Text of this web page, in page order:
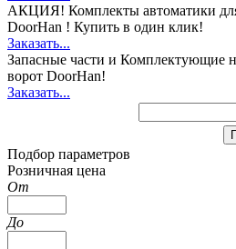
АКЦИЯ! Комплекты автоматики
DoorHan ! Купить в один клик!
Заказать...
Запасные части и Комплектующие
ворот DoorHan!
Заказать...
Подбор параметров
Розничная цена
От
До